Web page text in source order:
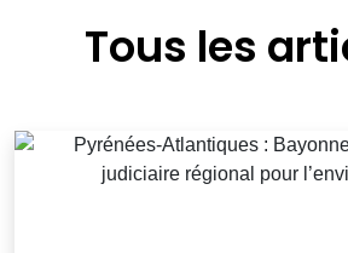
Tous les